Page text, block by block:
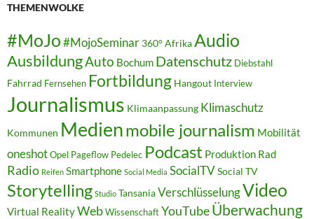
THEMENWOLKE
#MoJo#MojoSeminar 360° AfrikaAudio
AusbildungAuto Bochum Datenschutz Diebstahl
Fahrrad Fernsehen Fortbildung Hangout Interview
Journalismus Klimaanpassung Klimaschutz
Kommunen Medienmobile journalism Mobilität
oneshot Opel Pageflow Pedelec Podcast Produktion Rad
Radio Reifen Smartphone Social Media SocialTVSocial TV
Storytelling Studio TansaniaVerschlüsselungVideo
Virtual RealityWeb Wissenschaft YouTubeÜberwachung